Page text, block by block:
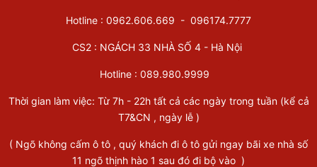
Hotline : 0962.606.669 - 096174.7777
CS2 : NGÁCH 33 NHÀ SỐ 4 - Hà Nội
Hotline : 089.980.9999
Thời gian làm việc: Từ 7h - 22h tất cả các ngày trong tuần (kể cả
T7&CN , ngày lễ )
( Ngõ không cấm ô tô , quý khách đi ô tô gửi ngay bãi xe nhà số
11 ngõ thịnh hào 1 sau đó đi bộ vào )